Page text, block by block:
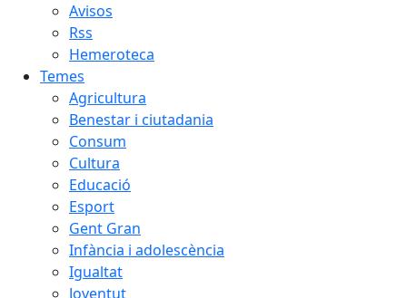
Avisos
Rss
Hemeroteca
Temes
Agricultura
Benestar i ciutadania
Consum
Cultura
Educació
Esport
Gent Gran
Infància i adolescència
Igualtat
Joventut